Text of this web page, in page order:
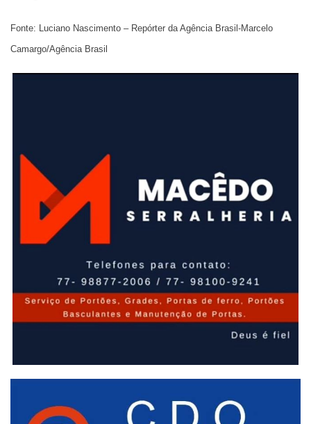
Fonte: Luciano Nascimento – Repórter da Agência Brasil-Marcelo
Camargo/Agência Brasil